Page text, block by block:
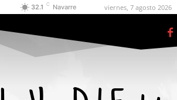
32.1 C Navarre viernes, 7 agosto 2026